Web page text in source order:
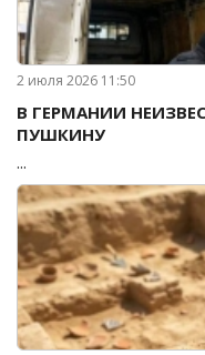
2 июля 2026 11:50
В ГЕРМАНИИ
ПУШКИНУ
...